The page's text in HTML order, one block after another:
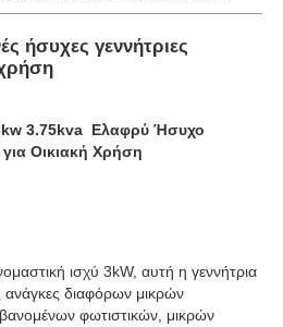
ήσυχες γεννήτριες
χρήση
3.75kva Ελαφρύ Ήσυχο
για Οικιακή Χρήση
ισχύ 3kW, αυτή η γεννήτρια
ανάγκες διαφόρων μικρών
φωτιστικών, μικρών